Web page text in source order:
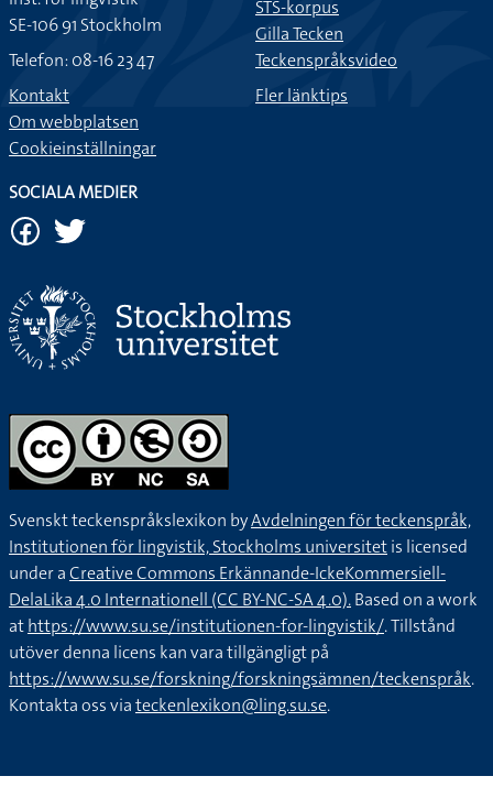
SE-106 91 Stockholm
Telefon: 08-16 23 47
Kontakt
Om webbplatsen
Cookieinställningar
STS-korpus
Gilla Tecken
Teckenspråksvideo
Fler länktips
SOCIALA MEDIER
Svenskt teckenspråkslexikon byAvdelningen för teckenspråk,
Institutionen för lingvistik, Stockholms universitetis licensed
under aCreative Commons Erkännande-IckeKommersiell-
DelaLika 4.0 Internationell (CC BY-NC-SA 4.0).Based on a work
athttps://www.su.se/institutionen-for-lingvistik/. Tillstånd
utöver denna licens kan vara tillgängligt på
https://www.su.se/forskning/forskningsämnen/teckenspråk.
Kontakta oss viateckenlexikon@ling.su.se.